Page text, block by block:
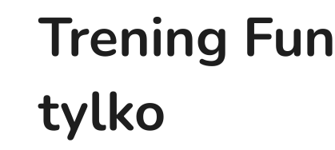
Trening
tylko